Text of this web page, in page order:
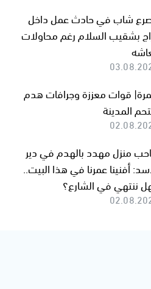
شاب في حادث عمل داخل
بشقيب السلام رغم محاولات
قوات معززة وجرافات هدم
المدينة
منزل مهدد بالهدم في دير
أفنينا عمرنا في هذا البيت..
ننتهي في الشارع؟